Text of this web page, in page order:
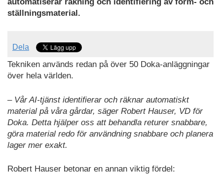
ställningsmaterial.
Dela
Tekniken används redan på över 50 Doka-anläggningar
över hela världen.
– Vår AI-tjänst identifierar och räknar automatiskt
material på våra gårdar, säger Robert Hauser, VD för
Doka. Detta hjälper oss att behandla returer snabbare,
göra material redo för användning snabbare och planera
lager mer exakt.
Robert Hauser betonar en annan viktig fördel: